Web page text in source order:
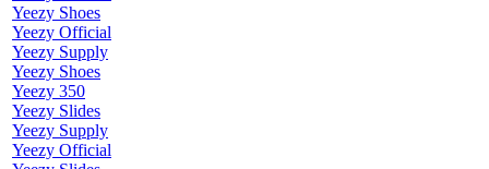
Yeezy Shoes
Yeezy Official
Yeezy Supply
Yeezy Shoes
Yeezy 350
Yeezy Slides
Yeezy Supply
Yeezy Official